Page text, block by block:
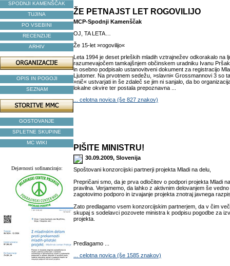
SPODNJI KAMENŠČAK
TUJINA
PO VSEBINI
RECENZIJE
ARHIV
OPIS IN POGOJI
SEZNAM
GOSTOVANJE
SPLETNE SKUPINE
MC WIKI
Dejavnosti sofinancirajo:
ŽE PETNAJST LET ROGOVILIJO
MCP-Spodnji Kamenščak
OJ, TA LETA…
Že 15-let »rogovilijo«
Leta 1994 je deset prleških mladih vztrajnežev odkorakalo na
razumevajočem tamkajšnjem občinskem uradniku Ivanu
in osebno podpisalo ustanovitveni dokument za registracijo
Ljutomer. Na prvotnem sedežu, »slavni« Grossmannovi 3 so
»nič« ustvarjati in še zdaleč se jim ni sanjalo, da bo
lokalne okvire ter postala prepoznavna ...
... celotna novica (še 827 znakov)
PIŠITE MINISTRU!
30.09.2009, Slovenija
Spoštovani konzorcijski partnerji projekta Mladi na delu,
Prepričani smo, da je prva odločitev o podpori projekta Mladi
pravilna. Verjamemo, da lahko z aktivnim delovanjem še vedno
zagotovimo podporo in izvajanje projekta znotraj javnega
Zato predlagamo vsem konzorcijskim partnerjem, da v čim
skupaj s sodelavci pozovete ministra k podpisu pogodbe za
projekta.
Predlagamo ...
... celotna novica (še 1585 znakov)